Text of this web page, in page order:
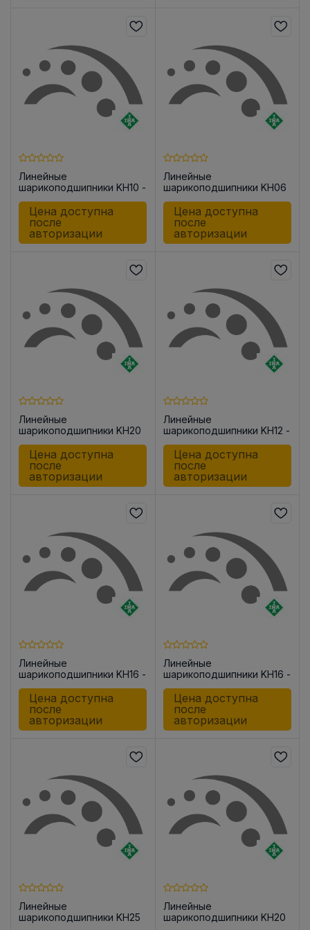
Линейные
шарикоподшипники KH10 -
Цена доступна
после
авторизации
Линейные
шарикоподшипники KH06
Цена доступна
после
авторизации
Линейные
шарикоподшипники KH20
Цена доступна
после
авторизации
Линейные
шарикоподшипники KH12 -
Цена доступна
после
авторизации
Линейные
шарикоподшипники KH16 -
Цена доступна
после
авторизации
Линейные
шарикоподшипники KH16 -
Цена доступна
после
авторизации
Линейные
шарикоподшипники KH25
Линейные
шарикоподшипники KH20